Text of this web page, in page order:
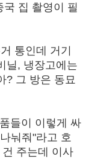
집 촬영이 필
통인데 거기
닐, 냉장고에는
? 그 방은 동묘
들이 이렇게 싸
눠줘"라고 호
주는데 이사